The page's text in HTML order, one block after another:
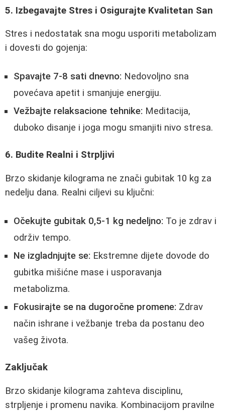
5. Izbegavajte Stres i Osigurajte Kvalitetan San
Stres i nedostatak sna mogu usporiti metabolizam
i dovesti do gojenja:
Spavajte 7-8 sati dnevno: Nedovoljno sna
povećava apetit i smanjuje energiju.
Vežbajte relaksacione tehnike: Meditacija,
duboko disanje i joga mogu smanjiti nivo stresa.
6. Budite Realni i Strpljivi
Brzo skidanje kilograma ne znači gubitak 10 kg za
nedelju dana. Realni ciljevi su ključni:
Očekujte gubitak 0,5-1 kg nedeljno: To je zdrav i
održiv tempo.
Ne izgladnjujte se: Ekstremne dijete dovode do
gubitka mišićne mase i usporavanja
metabolizma.
Fokusirajte se na dugoročne promene: Zdrav
način ishrane i vežbanje treba da postanu deo
vašeg života.
Zaključak
Brzo skidanje kilograma zahteva disciplinu,
strpljenje i promenu navika. Kombinacijom pravilne